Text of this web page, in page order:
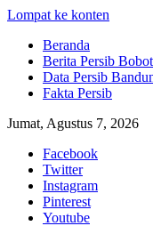
Lompat ke konten
Beranda
Berita Persib
Data Persib
Fakta Persib
Jumat, Agustus 7, 2026
Facebook
Twitter
Instagram
Pinterest
Youtube